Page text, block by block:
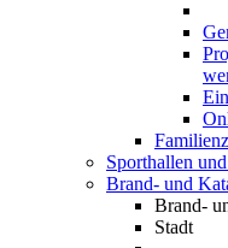
Sporthallen
Brand- und
Brand-
Stadt